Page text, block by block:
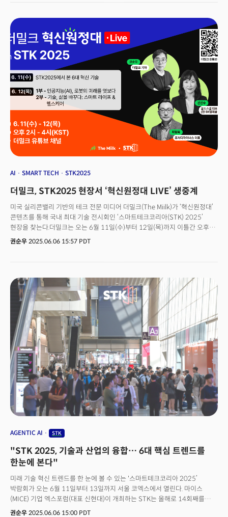
융합 전시의 장으로 주목받고 있다. 'Connect the Future(미래를
연결하라)'라는 슬로건 아래 글로벌 기술기업, 국내 스타트업, 공공기관 등
400여 개사가 1500개 부스를 마련했다. 이외에도 AI 로봇 바둑 챌린지, 퀀텀
파빌리온, 체험형 로봇 데모 등 다채로운 프로그램이 관람객의 관심을 끌었다.
AI SMART TECH STK2025
더밀크, STK2025 현장서 ‘혁신원정대 LIVE’ 생중계
미국 실리콘밸리 기반의 테크 전문 미디어 더밀크(The Miilk)가 ‘혁신원정대’
콘텐츠를 통해 국내 최대 기술 전시회인 ‘스마트테크코리아(STK) 2025’
현장을 찾는다.더밀크는 오는 6월 11일(수)부터 12일(목)까지 이틀간 오후
2시부터 4시까지, 서울 코엑스에서 열리는 STK2025 현장에서 ‘혁신원정대
라이브 방송은 국내외 주요 혁신 기업들과 전문가들을 초청해 현장에서
소개되는 신기술을 심층 분석하고 해설하는 형식으로 진행된다.
권순우 2025.06.06 15:57 PDT
AGENTIC AI STK
"STK 2025, 기술과 산업의 융합… 6대 핵심 트렌드를
한눈에 본다"
미래 기술 혁신 트렌드를 한 눈에 볼 수 있는 '스마트테크코리아 2025’
박람회가 오는 6월 11일부터 13일까지 서울 코엑스에서 열린다. 마이스
(MICE) 기업 엑스포럼(대표 신현대)이 개최하는 STK는 올해로 14회째를
맞는다. 코엑스 B, C, D홀에서 열리는 전시회는 한국은 물론, 미국, 베트남, 일본,
권순우 2025.06.06 15:00 PDT